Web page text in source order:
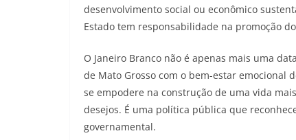
desenvolvimento social ou econômico
Estado tem responsabilidade na promoção
O Janeiro Branco não é apenas mais uma
de Mato Grosso com o bem-estar emocional
se empodere na construção de uma vida
desejos. É uma política pública que
governamental.